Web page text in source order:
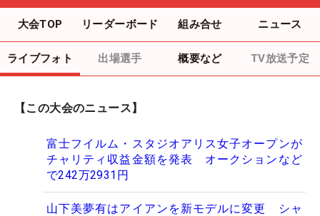
大会TOP リーダーボード 組み合せ ニュース
ライブフォト 出場選手 概要など TV放送予定
【この大会のニュース】
富士フイルム・スタジオアリス女子オープンが
チャリティ収益金額を発表 オークションなど
で242万2931円
山下美夢有はアイアンを新モデルに変更 シャ